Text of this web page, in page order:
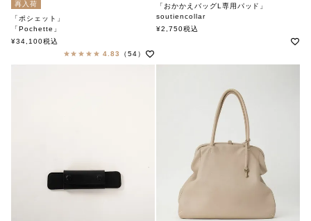
再入荷
「ポシェット」
「Pochette」
soutiencollar（ステンカラー）
¥34,100税込
4.83
（54）
「おかかえバッグL専用パッド」
soutiencollar
ステンカラー
¥2,750税込